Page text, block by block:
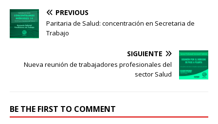
PREVIOUS
Paritaria de Salud: concentración en Secretaria de
Trabajo
SIGUIENTE
Nueva reunión de trabajadores profesionales del
sector Salud
BE THE FIRST TO COMMENT